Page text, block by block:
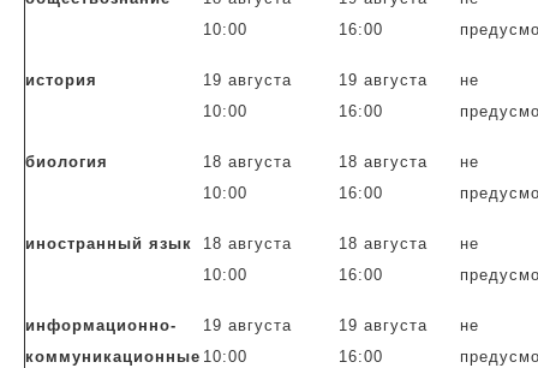
10:00
16:00
пред
история
19 августа
10:00
19 августа
16:00
не
пред
биология
18 августа
10:00
18 августа
16:00
не
пред
иностранный язык
18 августа
10:00
18 августа
16:00
не
пред
информационно-
коммуникационные
19 августа
10:00
19 августа
16:00
не
пред